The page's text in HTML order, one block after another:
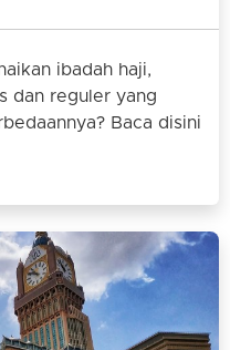
ibadah haji,
dan reguler yang
Baca disini